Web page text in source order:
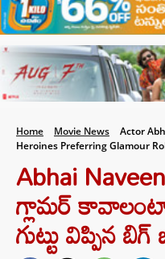
Home Movie News
Actor
Heroines Preferring Glamour
Abhai Naveen
గ్లామర్
గుట్టు విప్పిన